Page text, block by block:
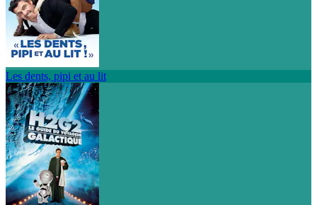
Les dents, pipi et au lit